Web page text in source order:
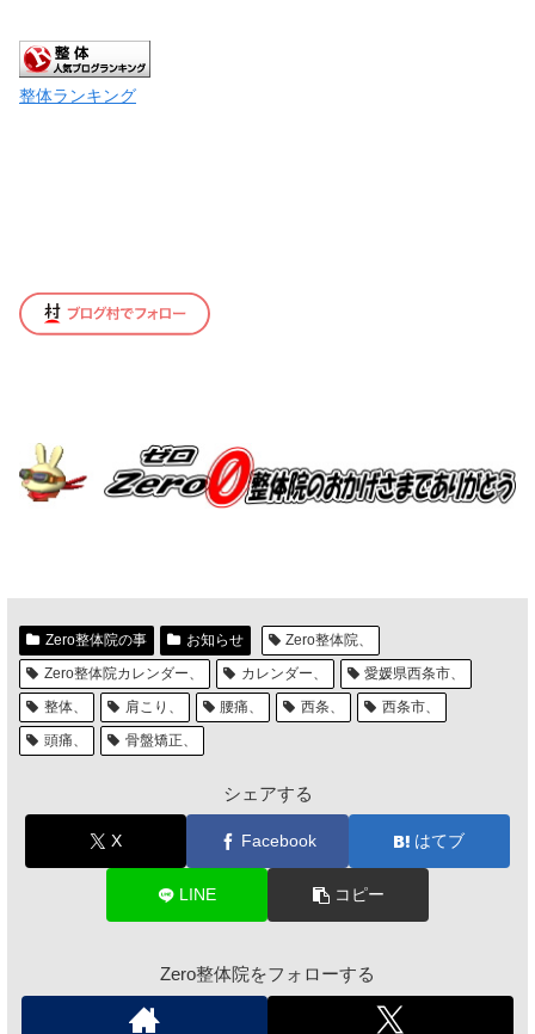
整体ランキング
Zero整体院の事 お知らせ
Zero整体院、
Zero整体院カレンダー、
カレンダー、
愛媛県西条市、
整体、
肩こり、 腰痛、 西条、
西条市、
頭痛、
骨盤矯正、
シェアする
X Facebook はてブ
LINE コピー
Zero整体院をフォローする